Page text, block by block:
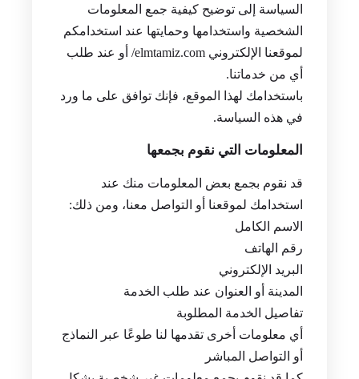
السياسة إلى توضيح كيفية جمع المعلومات
الشخصية واستخدامها وحمايتها عند استخدامكم
لموقعنا الإلكتروني elmtamiz.com/ أو عند طلب
أي من خدماتنا.
باستخدامك لهذا الموقع، فإنك توافق على ما ورد
في هذه السياسة.
المعلومات التي نقوم بجمعها
قد نقوم بجمع بعض المعلومات منك عند
استخدامك لموقعنا أو التواصل معنا، ومن ذلك:
الاسم الكامل
رقم الهاتف
البريد الإلكتروني
المدينة أو العنوان عند طلب الخدمة
تفاصيل الخدمة المطلوبة
أي معلومات أخرى تقدمها لنا طوعًا عبر النماذج
أو التواصل المباشر